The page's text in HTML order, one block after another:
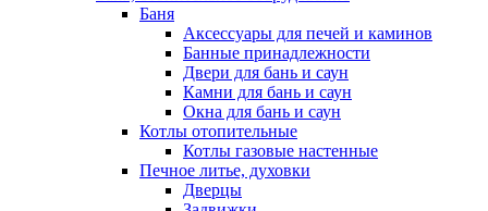
Баня
Аксессуары для печей и каминов
Банные принадлежности
Двери для бань и саун
Камни для бань и саун
Окна для бань и саун
Котлы отопительные
Котлы газовые настенные
Печное литье, духовки
Дверцы